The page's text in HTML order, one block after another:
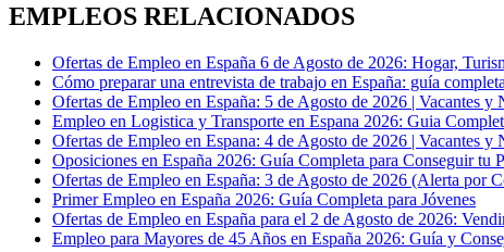
EMPLEOS RELACIONADOS
Ofertas de Empleo en España 6 de Agosto de 2026: Hogar,
Cómo preparar una entrevista de trabajo en España: guía
Ofertas de Empleo en España: 5 de Agosto de 2026 | Vacantes
Empleo en Logistica y Transporte en Espana 2026: Guia
Ofertas de Empleo en Espana: 4 de Agosto de 2026 | Vacantes
Oposiciones en España 2026: Guía Completa para Conseguir tu
Ofertas de Empleo en España: 3 de Agosto de 2026 (Alerta por
Primer Empleo en España 2026: Guía Completa para Jóvenes
Ofertas de Empleo en España para el 2 de Agosto de 2026:
Empleo para Mayores de 45 Años en España 2026: Guía y